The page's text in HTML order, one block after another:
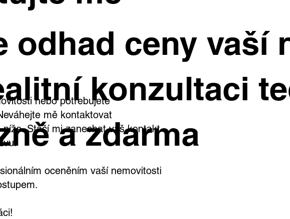
každý den. Ve Všetatech na
tebe čeká zahrada, bazén i
vlastní wellness
rostou ceny
odhad ceny vaší
konzultaci
a zdarma
nebo potřebujete
mě kontaktovat
Stačí mi zanechat váš kontakt
oceněním vaší nemovitosti